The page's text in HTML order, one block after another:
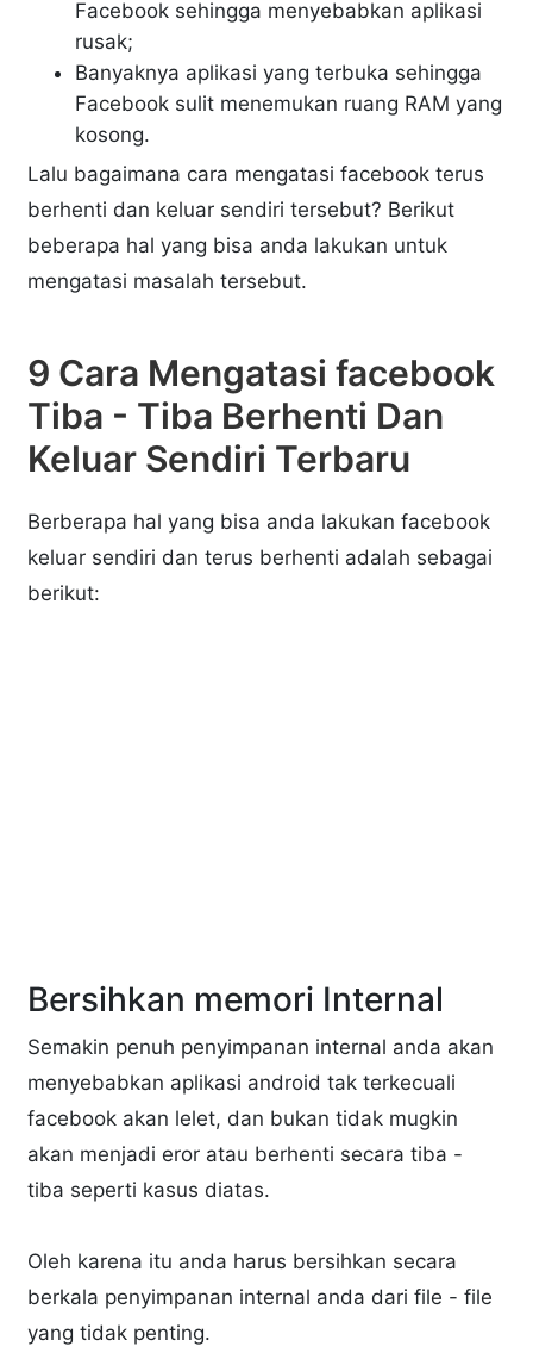
Facebook sehingga menyebabkan aplikasi
rusak;
Banyaknya aplikasi yang terbuka sehingga
Facebook sulit menemukan ruang RAM yang
kosong.
Lalu bagaimana cara mengatasi facebook terus
berhenti dan keluar sendiri tersebut? Berikut
beberapa hal yang bisa anda lakukan untuk
mengatasi masalah tersebut.
9 Cara Mengatasi facebook
Tiba - Tiba Berhenti Dan
Keluar Sendiri Terbaru
Berberapa hal yang bisa anda lakukan facebook
keluar sendiri dan terus berhenti adalah sebagai
berikut:
Bersihkan memori Internal
Semakin penuh penyimpanan internal anda akan
menyebabkan aplikasi android tak terkecuali
facebook akan lelet, dan bukan tidak mugkin
akan menjadi eror atau berhenti secara tiba -
tiba seperti kasus diatas.
Oleh karena itu anda harus bersihkan secara
berkala penyimpanan internal anda dari file - file
yang tidak penting.